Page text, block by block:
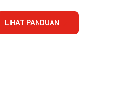
LIHAT PANDUAN